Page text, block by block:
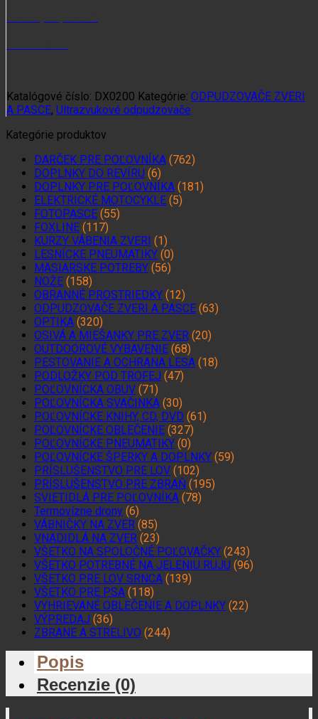
zveri
Katalógové číslo: DX0200 Kategórie: ODPUDZOVAČE ZVERI
A PASCE, Ultrazvukové odpudzovače
Kategórie produktov
DARČEK PRE POĽOVNÍKA (762)
DOPLNKY DO REVÍRU (6)
DOPLNKY PRE POĽOVNÍKA (181)
ELEKTRICKÉ MOTOCYKLE (5)
FOTOPASCE (55)
FOXLINE (117)
KURZY VÁBENIA ZVERI (1)
LESNÍCKE PNEUMATIKY (0)
MÄSIARSKE POTREBY (56)
NOŽE (158)
OBRANNÉ PROSTRIEDKY (12)
ODPUDZOVAČE ZVERI A PASCE (63)
OPTIKA (320)
OSIVÁ A MIEŠANKY PRE ZVER (20)
OUTDOOROVÉ VYBAVENIE (68)
PESTOVANIE A OCHRANA LESA (18)
PODLOŽKY POD TROFEJ (47)
POĽOVNÍCKA OBUV (71)
POĽOVNÍCKA SVAČINKA (30)
POĽOVNÍCKE KNIHY, CD, DVD (61)
POĽOVNÍCKE OBLEČENIE (327)
POĽOVNÍCKE PNEUMATIKY (0)
POĽOVNÍCKE ŠPERKY A DOPLNKY (59)
PRÍSLUŠENSTVO PRE LOV (102)
PRÍSLUŠENSTVO PRE ZBRAŇ (195)
SVIETIDLÁ PRE POĽOVNÍKA (78)
Termovízne drony (6)
VÁBNIČKY NA ZVER (85)
VNADIDLÁ NA ZVER (23)
VŠETKO NA SPOLOČNÉ POĽOVAČKY (243)
VŠETKO POTREBNÉ NA JELENIU RUJU (96)
VŠETKO PRE LOV SRNCA (139)
VŠETKO PRE PSA (118)
VYHRIEVANÉ OBLEČENIE A DOPLNKY (22)
VÝPREDAJ (36)
ZBRANE A STRELIVO (244)
Popis
Recenzie (0)